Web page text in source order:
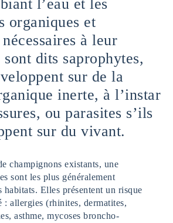
l’eau et les
organiques et
à leur
dits saprophytes,
sur de la
inerte, à l’instar
ou parasites s’ils
sur du vivant.
champignons existants, une
sont les plus généralement
habitats. Elles présentent un risque
: allergies (rhinites, dermatites,
asthme, mycoses broncho-